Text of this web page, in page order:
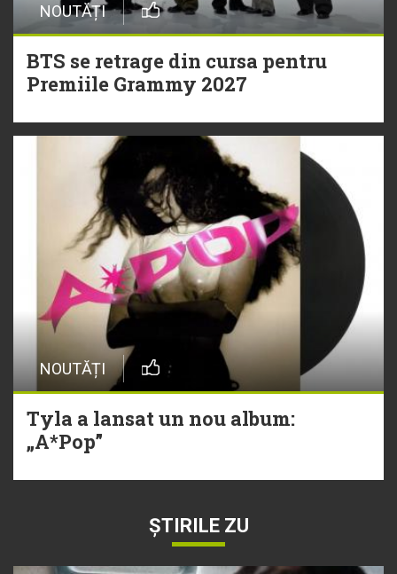
NOUTĂȚI
BTS se retrage din cursa pentru
Premiile Grammy 2027
NOUTĂȚI
Tyla a lansat un nou album:
„A*Pop”
ȘTIRILE ZU